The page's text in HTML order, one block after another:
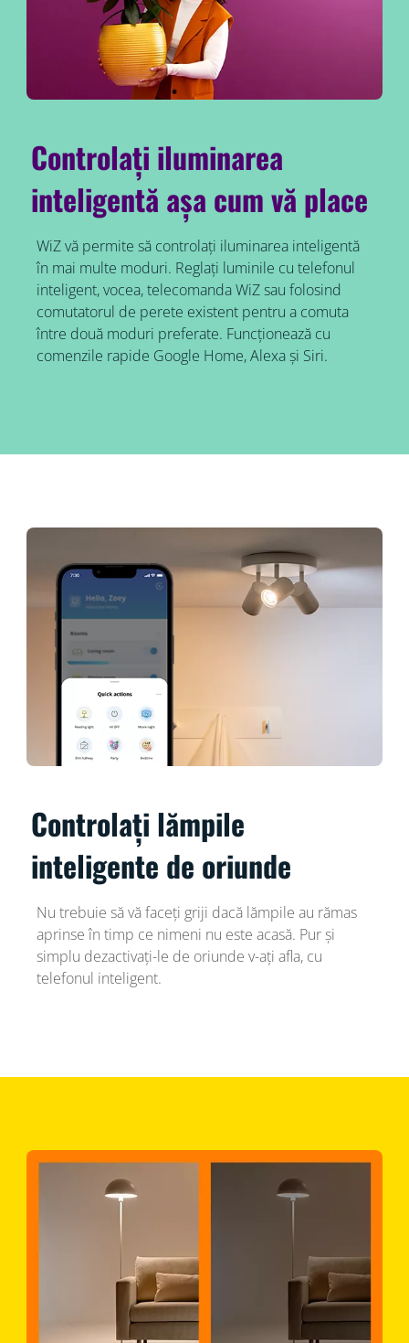
Controlați iluminarea
inteligentă așa cum vă place
WiZ vă permite să controlați iluminarea inteligentă
în mai multe moduri. Reglați luminile cu telefonul
inteligent, vocea, telecomanda WiZ sau folosind
comutatorul de perete existent pentru a comuta
între două moduri preferate. Funcționează cu
comenzile rapide Google Home, Alexa și Siri.
Controlați lămpile
inteligente de oriunde
Nu trebuie să vă faceți griji dacă lămpile au rămas
aprinse în timp ce nimeni nu este acasă. Pur și
simplu dezactivați-le de oriunde v-ați afla, cu
telefonul inteligent.